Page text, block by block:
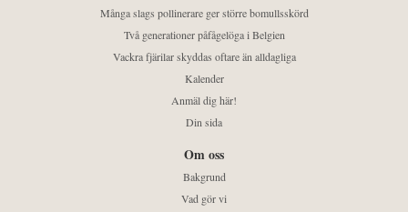
Många slags pollinerare ger större bomullsskörd
Två generationer påfågelöga i Belgien
Vackra fjärilar skyddas oftare än alldagliga
Kalender
Anmäl dig här!
Din sida
Om oss
Bakgrund
Vad gör vi